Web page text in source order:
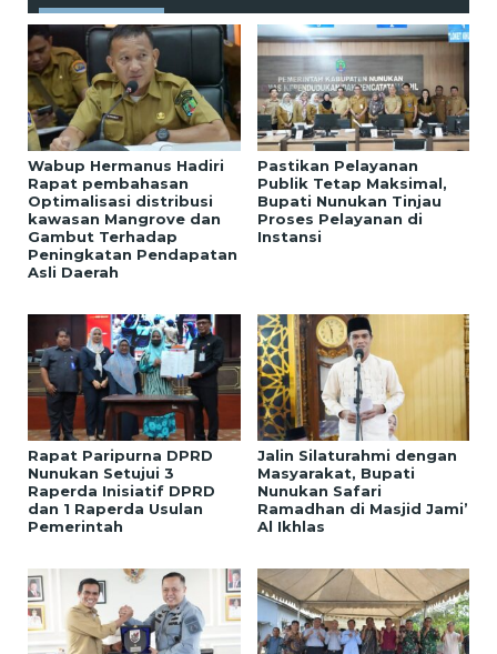
Wabup Hermanus Hadiri
Rapat pembahasan
Optimalisasi distribusi
kawasan Mangrove dan
Gambut Terhadap
Peningkatan Pendapatan
Asli Daerah
Pastikan Pelayanan
Publik Tetap Maksimal,
Bupati Nunukan Tinjau
Proses Pelayanan di
Instansi
Rapat Paripurna DPRD
Nunukan Setujui 3
Raperda Inisiatif DPRD
dan 1 Raperda Usulan
Pemerintah
Jalin Silaturahmi dengan
Masyarakat, Bupati
Nunukan Safari
Ramadhan di Masjid Jami’
Al Ikhlas